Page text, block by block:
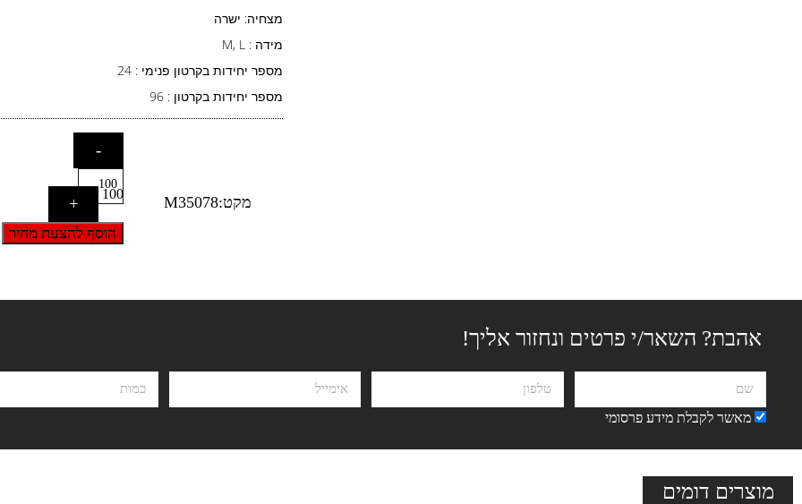
מצחיה: ישרה
מידה : M, L
מספר יחידות בקרטון פנימי : 24
מספר יחידות בקרטון : 96
מקט:M35078
-
100
+
הוסף להצעת מחיר
אהבת? השאר/י פרטים ונחזור אליך!
מאשר לקבלת מידע פרסומי
מוצרים דומים